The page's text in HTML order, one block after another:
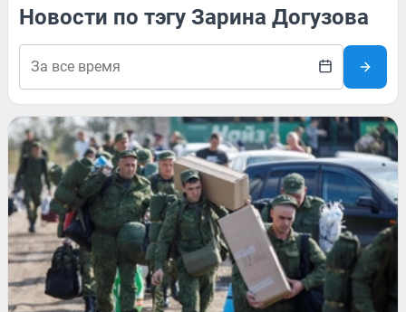
Новости по тэгу Зарина Догузова